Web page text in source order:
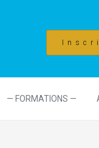
— FORMATIONS —